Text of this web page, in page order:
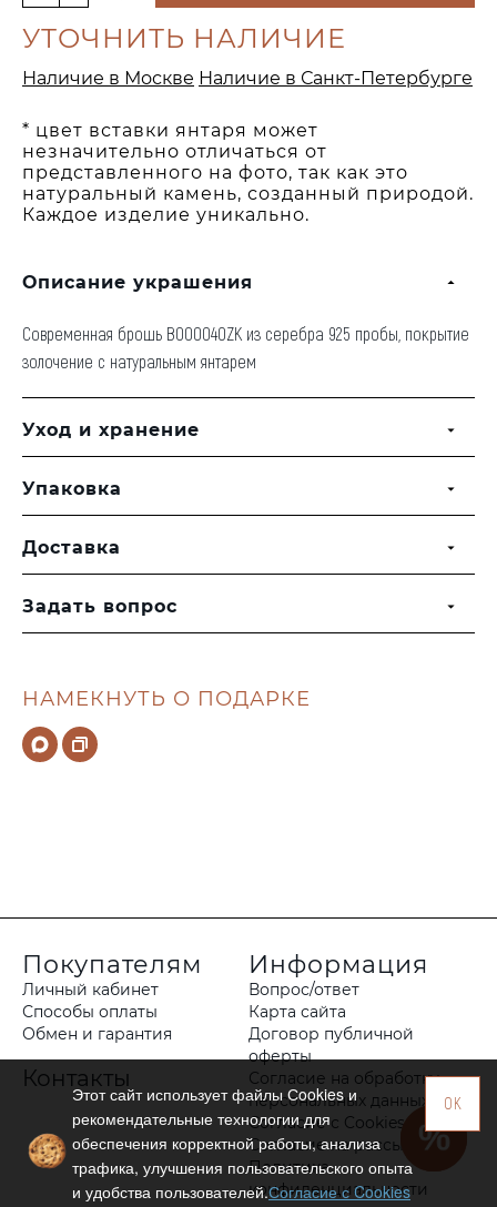
НАМЕКНУТЬ О ПОДАРКЕ
* цвет вставки янтаря может
незначительно отличаться от
представленного на фото, так как это
натуральный камень, созданный природой.
Каждое изделие уникально.
Описание украшения
Современная брошь B000040ZK из серебра 925 пробы, покрытие
золочение с натуральным янтарем
Уход и хранение
Упаковка
Доставка
Задать вопрос
УТОЧНИТЬ НАЛИЧИЕ
Наличие в Москве Наличие в Санкт-Петербурге
Покупателям
Личный кабинет
Способы оплаты
Обмен и гарантия
Контакты
Информация
Вопрос/ответ
Карта сайта
Договор публичной
оферты
Согласие на обработку
персональных данных
Согласие с Cookies
Согласие на рассылку
Политика
конфиденциальности
OK
Этот сайт использует файлы Сookies и
рекомендательные технологии для
обеспечения корректной работы, анализа
трафика, улучшения пользовательского опыта
и удобства пользователей.Согласие с Cookies